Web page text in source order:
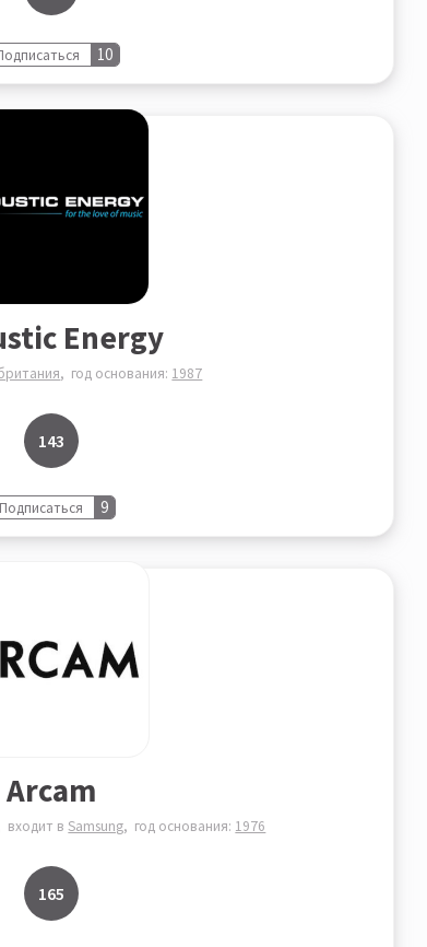
10
Energy
год основания: 1987
143
Подписаться 9
Arcam
входит вSamsung год основания: 1976
165